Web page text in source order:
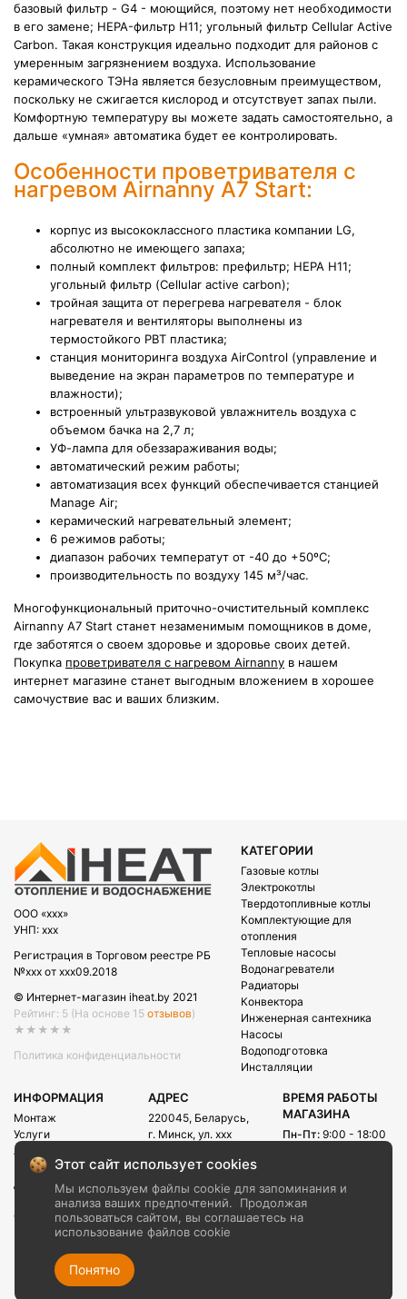
базовый фильтр - G4 - моющийся, поэтому нет необходимости
в его замене; HEPA-фильтр H11; угольный фильтр Cellular Active
Carbon. Такая конструкция идеально подходит для районов с
умеренным загрязнением воздуха. Использование
керамического ТЭНа является безусловным преимуществом,
поскольку не сжигается кислород и отсутствует запах пыли.
Комфортную температуру вы можете задать самостоятельно, а
дальше «умная» автоматика будет ее контролировать.
Особенности проветривателя с
нагревом Airnanny A7 Start:
корпус из высококлассного пластика компании LG,
абсолютно не имеющего запаха;
полный комплект фильтров: префильтр; HEPA H11;
угольный фильтр (Cellular active carbon);
тройная защита от перегрева нагревателя - блок
нагревателя и вентиляторы выполнены из
термостойкого PBT пластика;
станция мониторинга воздуха AirControl (управление и
выведение на экран параметров по температуре и
влажности);
встроенный ультразвуковой увлажнитель воздуха с
объемом бачка на 2,7 л;
УФ-лампа для обеззараживания воды;
автоматический режим работы;
автоматизация всех функций обеспечивается станцией
Manage Air;
керамический нагревательный элемент;
6 режимов работы;
диапазон рабочих температут от -40 до +50ºС;
производительность по воздуху 145 м³/час.
Многофункциональный приточно-очистительный комплекс
Airnanny A7 Start станет незаменимым помощников в доме,
где заботятся о своем здоровье и здоровье своих детей.
Покупка проветривателя с нагревом Airnanny в нашем
интернет магазине станет выгодным вложением в хорошее
самочуствие вас и ваших близким.
OOO «xxx»
УНП: xxx
Регистрация в Торговом реестре РБ
№xxx от xxx09.2018
© Интернет-магазин iheat.by 2021
Рейтинг: 5 (На основе 15 отзывов)
★★★★★
Политика конфиденциальности
КАТЕГОРИИ
Газовые котлы
Электрокотлы
Твердотопливные котлы
Комплектующие для
отопления
Тепловые насосы
Водонагреватели
Радиаторы
Конвектора
Инженерная сантехника
Насосы
Водоподготовка
Инсталляции
ИНФОРМАЦИЯ
Монтаж
Услуги
Акции
Рассрочка
Доставка и оплата
О компании
Контакты
АДРЕС
220045, Беларусь,
г. Минск, ул. xxx
E-mail:
info@iheat.by
ВРЕМЯ РАБОТЫ
МАГАЗИНА
Пн-Пт: 9:00 - 18:00
CALL-ЦЕНТРА
Сб-Вс:
Этот сайт использует cookies
Мы используем файлы cookie для запоминания и
анализа ваших предпочтений.
Продолжая
пользоваться сайтом, вы соглашаетесь на
использование файлов cookie
Понятно